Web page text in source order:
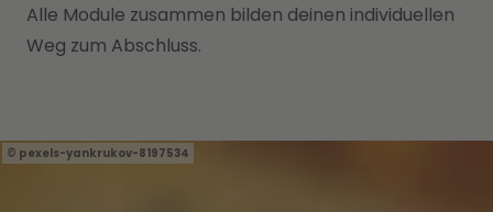
Alle Module zusammen bilden deinen individuellen
Weg zum Abschluss.
pexels-yankrukov-8197534